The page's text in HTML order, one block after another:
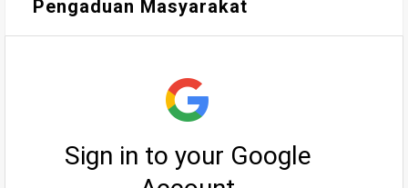
Pengaduan Masyarakat